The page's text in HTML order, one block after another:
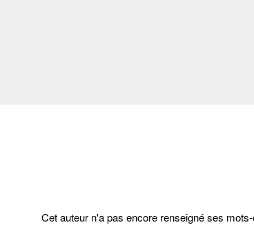
Cet auteur n'a pas encore renseigné ses